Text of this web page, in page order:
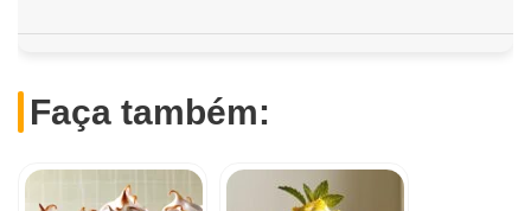
Faça também: